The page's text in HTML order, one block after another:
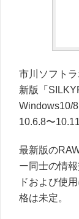
市川ソフト
新版「
Windows10/
10.6.8〜10.11
最新版の
ー同士の情
ドおよび使
格は未定。